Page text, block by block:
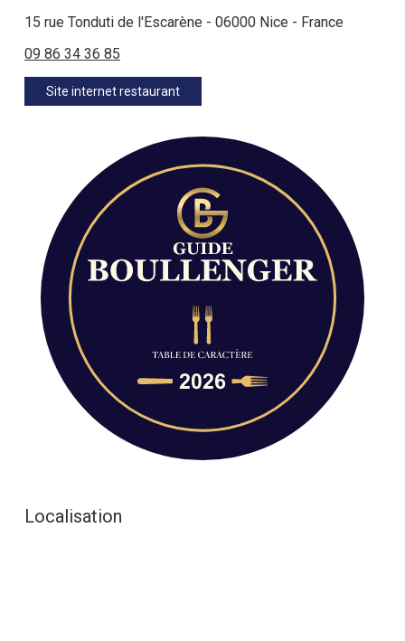
15 rue Tonduti de l'Escarène - 06000 Nice - France
09 86 34 36 85
Site internet restaurant
Localisation